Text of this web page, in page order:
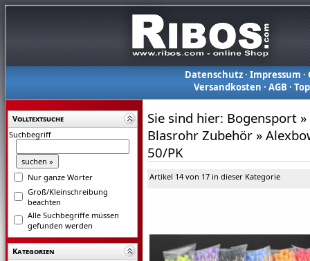
Datenschutz· Impressum ·
Versandkosten ·AGB ·
Volltextsuche
Suchbegriff
Nur ganze Wörter
Groß/Kleinschreibung
beachten
Alle Suchbegriffe müssen
gefunden werden
Kategorien
Sie sind hier: Bogensport »
Blasrohr Zubehör »
50/PK
Artikel 14 von 17 in dieser Kategorie